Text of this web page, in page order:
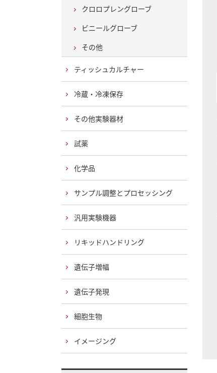
クロロプレングローブ
ビニールグローブ
その他
ティッシュカルチャー
冷蔵・冷凍保存
その他実験器材
試薬
化学品
サンプル調整とプロセッシング
汎用実験機器
リキッドハンドリング
遺伝子増幅
遺伝子発現
細胞生物
イメージング